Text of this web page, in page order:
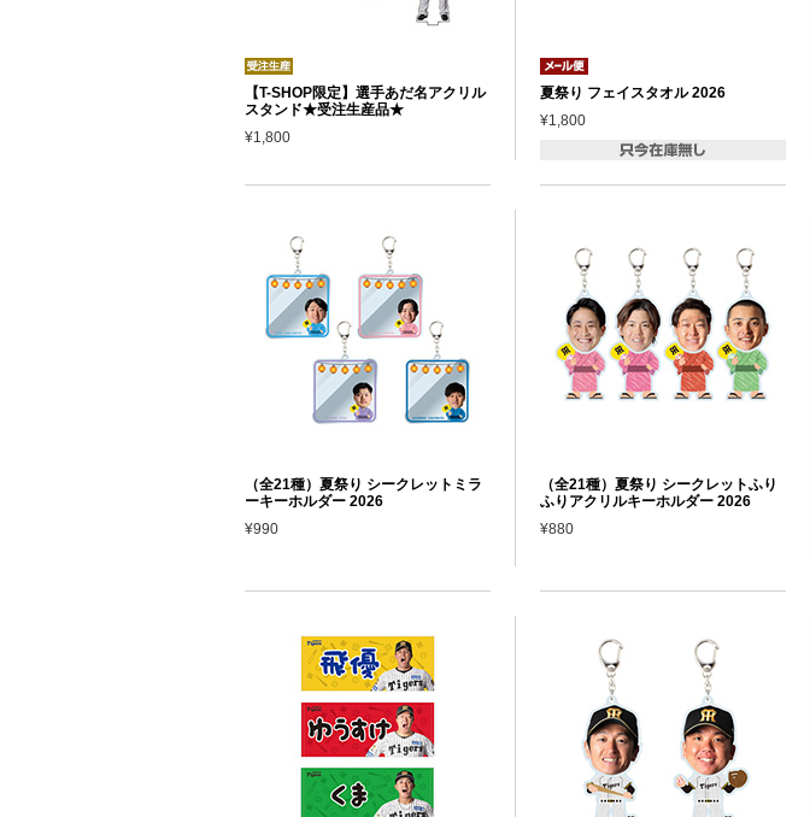
【T-SHOP限定】選手あだ名アクリル
スタンド★受注生産品★
¥1,800
夏祭り フェイスタオル 2026
¥1,800
（全21種）夏祭り シークレットミラ
ーキーホルダー 2026
¥990
（全21種）夏祭り シークレットふり
ふりアクリルキーホルダー 2026
¥880